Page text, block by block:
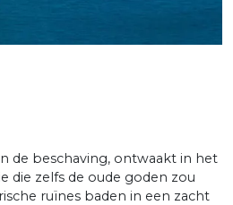
de beschaving, ontwaakt in het
die zelfs de oude goden zou
ruïnes baden in een zacht